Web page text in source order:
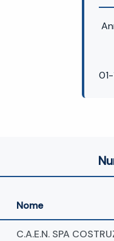
Nome
C.A.E.N. SPA